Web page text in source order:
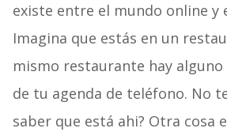
existe entre el mundo online y
Imagina que estás en un
mismo restaurante hay
de tu agenda de teléfono. No
saber que está ahi? Otra cosa